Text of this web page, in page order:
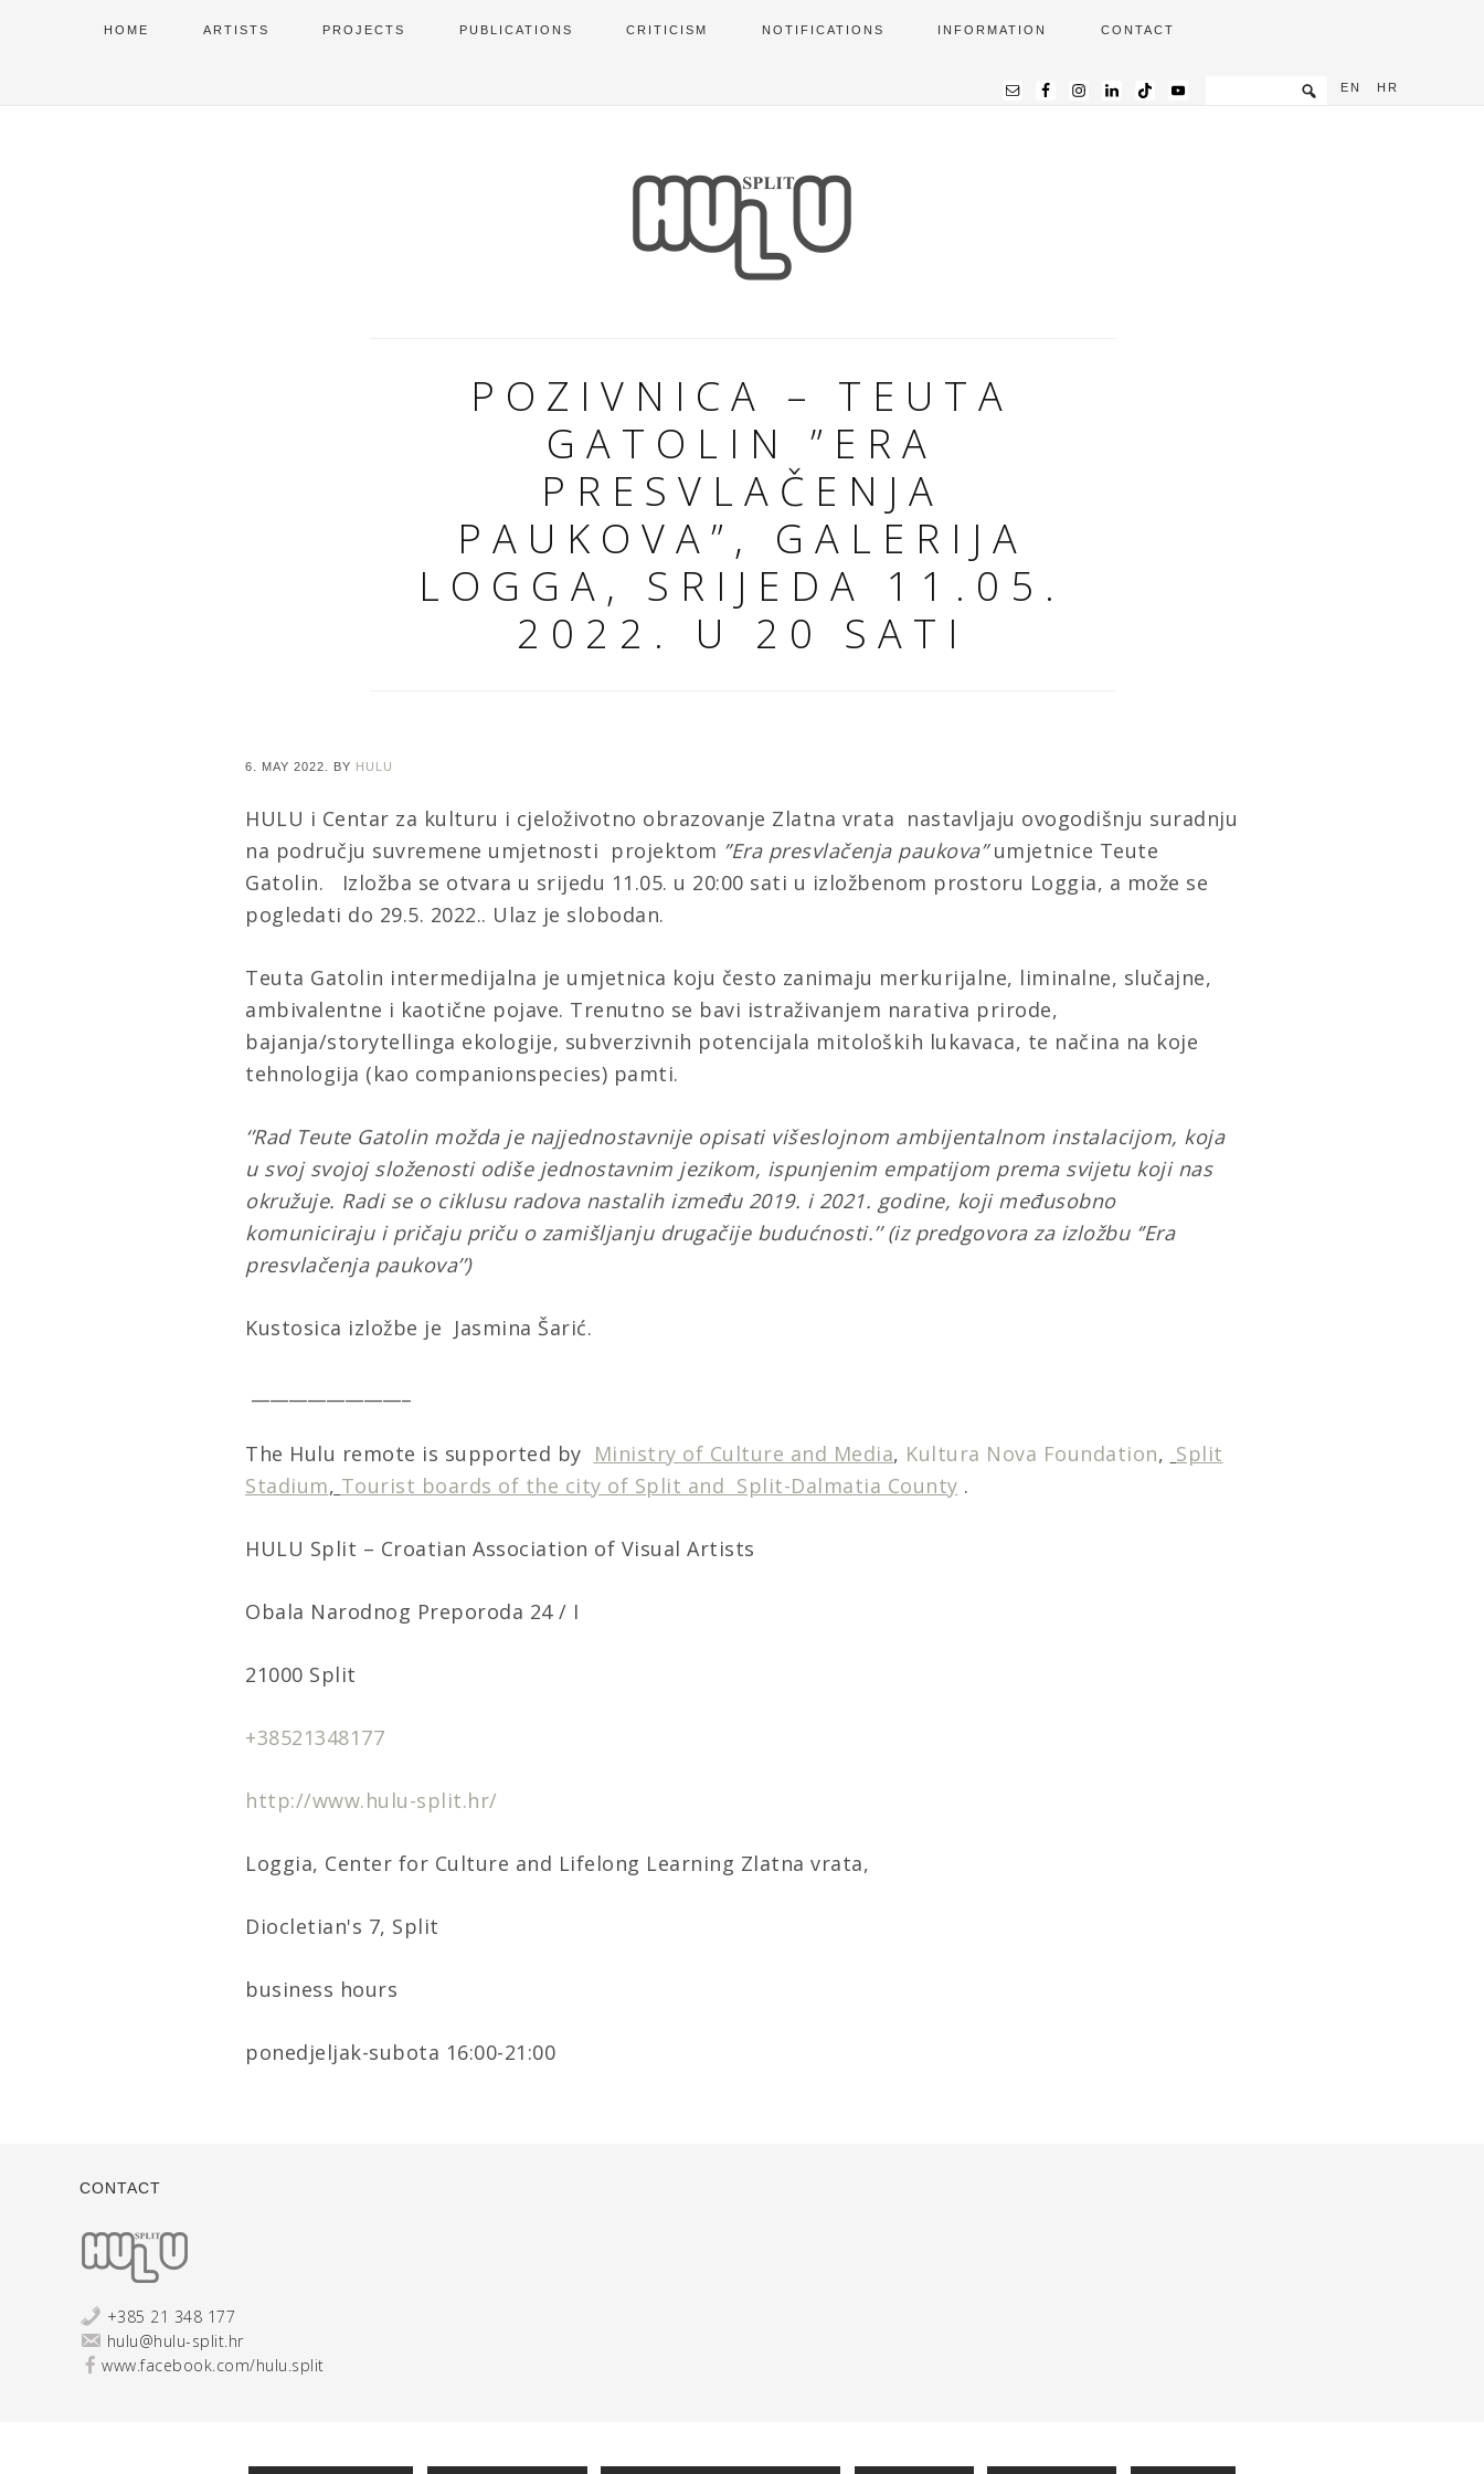
HOME ARTISTS PROJECTS PUBLICATIONS CRITICISM NOTIFICATIONS INFORMATION CONTACT
EN HR
POZIVNICA – TEUTA
GATOLIN ”ERA
PRESVLAČENJA
PAUKOVA”, GALERIJA
LOGGA, SRIJEDA 11.05.
2022. U 20 SATI
6. MAY 2022. BY HULU
HULU i Centar za kulturu i cjeloživotno obrazovanje Zlatna vrata nastavljaju ovogodišnju suradnju
na području suvremene umjetnosti projektom ”Era presvlačenja paukova”umjetnice Teute
Gatolin. Izložba se otvara u srijedu 11.05. u 20:00 sati u izložbenom prostoru Loggia, a može se
pogledati do 29.5. 2022.. Ulaz je slobodan.
Teuta Gatolin intermedijalna je umjetnica koju često zanimaju merkurijalne, liminalne, slučajne,
ambivalentne i kaotične pojave. Trenutno se bavi istraživanjem narativa prirode,
bajanja/storytellinga ekologije, subverzivnih potencijala mitoloških lukavaca, te načina na koje
tehnologija (kao companionspecies) pamti.
‘’Rad Teute Gatolin možda je najjednostavnije opisati višeslojnom ambijentalnom instalacijom, koja
u svoj svojoj složenosti odiše jednostavnim jezikom, ispunjenim empatijom prema svijetu koji nas
okružuje. Radi se o ciklusu radova nastalih između 2019. i 2021. godine, koji međusobno
komuniciraju i pričaju priču o zamišljanju drugačije budućnosti.’’ (iz predgovora za izložbu ‘’Era
presvlačenja paukova’’)
Kustosica izložbe je Jasmina Šarić.
The Hulu remote is supported by Ministry of Culture and Media, Kultura Nova Foundation, Split
Stadium, Tourist boards of the city of Split and Split-Dalmatia County .
HULU Split – Croatian Association of Visual Artists
Obala Narodnog Preporoda 24 / I
21000 Split
+38521348177
http://www.hulu-split.hr/
Loggia, Center for Culture and Lifelong Learning Zlatna vrata,
Diocletian's 7, Split
business hours
ponedjeljak-subota 16:00-21:00
CONTACT
+385 21 348 177
hulu@hulu-split.hr
www.facebook.com/hulu.split